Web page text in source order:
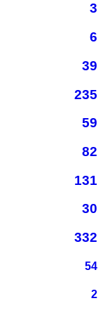
3
6
39
235
59
82
131
30
332
54
2